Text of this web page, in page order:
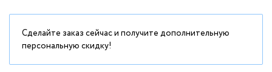
Сделайте заказ сейчас и получите дополнительную
персональную скидку!